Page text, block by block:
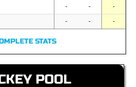
- - -
- - -
STATS
POOL